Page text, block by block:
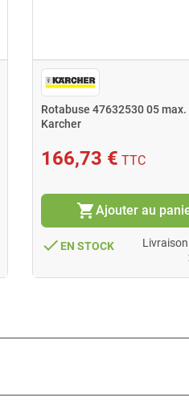
Rotabuse 47632530 05
Karcher
166,73 € TTC
shopping_cartAjouter au
done EN STOCK Livraison